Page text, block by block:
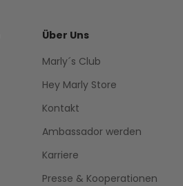
Über Uns
Marly´s Club
Hey Marly Store
Kontakt
Ambassador werden
Karriere
Presse & Kooperationen